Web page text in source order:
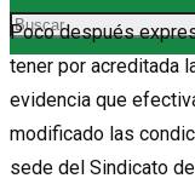
Poco después
tener por acreditada
evidencia que
modificado las
sede del Sindicato